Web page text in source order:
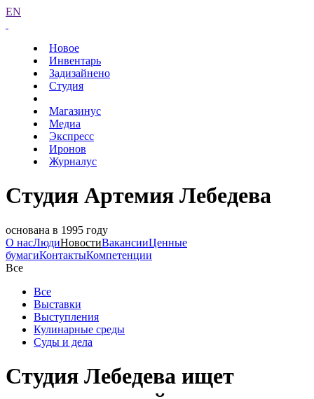
EN
Новое
Инвентарь
Задизайнено
Студия
Магазинус
Медиа
Экспресс
Иронов
Журналус
Студия Артемия Лебедева
основана в 1995 году
О насЛюдиНовостиВакансииЦенные
бумагиКонтактыКомпетенции
Все
Все
Выставки
Выступления
Кулинарные среды
Суды и дела
Студия Лебедева ищет